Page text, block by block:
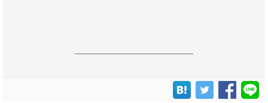
------------------------------------------------------------------